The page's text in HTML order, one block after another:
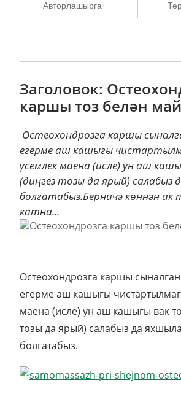
Авторлашырга
Заголовок:
каршы тоз белән май
Остеохондрозга каршы
егерме аш кашыгы
үсемлек маена (исле) ун аш
(диңгез тозы да ярый) салабыз
болгатабыз.Берничә көннән ак
катна...
Остеохондрозга каршы
егерме аш кашыгы
маена (исле) ун аш кашыгы вак
тозы да ярый) салабыз да
болгатабыз.